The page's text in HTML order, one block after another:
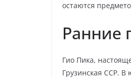
остаются
Ранние
Гио Пика,
Грузинская ССР.